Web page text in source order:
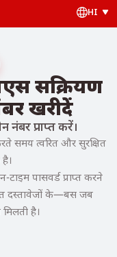
HI
सक्रियण
खरीदें
नंबर प्राप्त करें।
समय त्वरित और सुरक्षित
पासवर्ड प्राप्त करने
दस्तावेजों के—बस जब
है।